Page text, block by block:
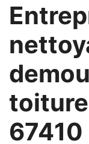
67410